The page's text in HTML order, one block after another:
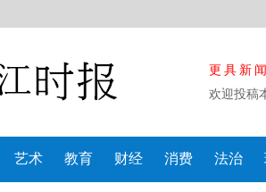
更具新
欢迎投稿
艺术 教育 财经 消费 法治